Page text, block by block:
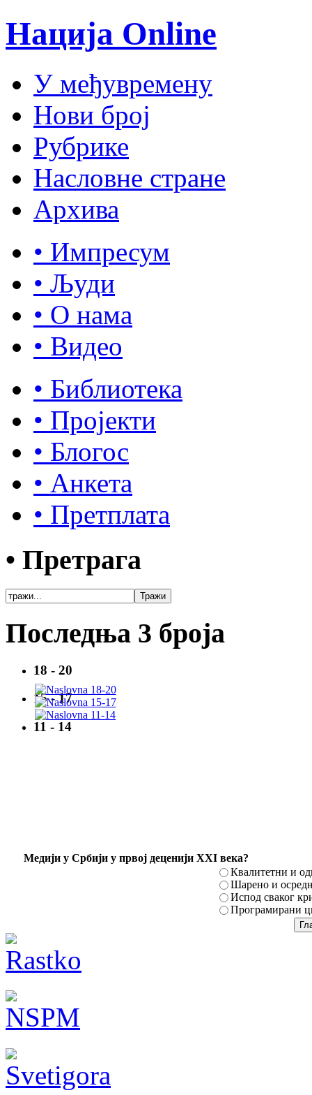
Нација Online
У међувремену
Нови број
Рубрике
Насловне стране
Архива
• Импресум
• Људи
• О нама
• Видео
• Библиотека
• Пројекти
• Блогос
• Анкета
• Претплата
• Претрага
Последња 3 броја
18 - 20
15 - 17
11 - 14
Mедији у Србији у првој деценији XXI века?
Квалитетни и
Шарено и
Испод сваког
Програмирани